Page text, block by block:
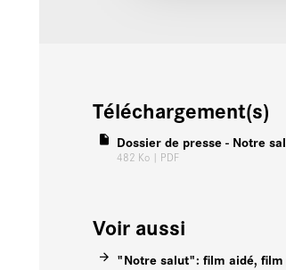
Téléchargement(s)
Dossier de presse - Notre
482 Ko | PDF
Voir aussi
"Notre salut": film aidé,